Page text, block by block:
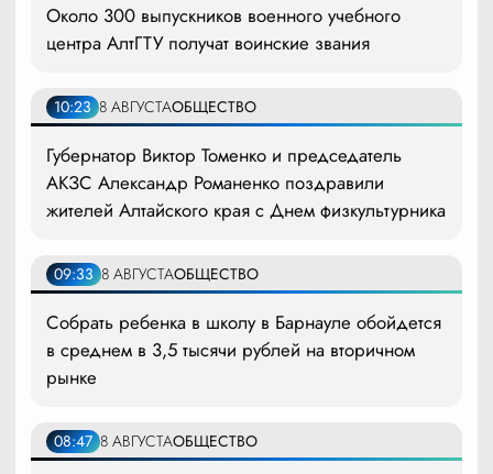
Около 300 выпускников военного учебного
центра АлтГТУ получат воинские звания
10:23 8 АВГУСТАОБЩЕСТВО
Губернатор Виктор Томенко и председатель
АКЗС Александр Романенко поздравили
жителей Алтайского края с Днем физкультурника
09:33 8 АВГУСТАОБЩЕСТВО
Собрать ребенка в школу в Барнауле обойдется
в среднем в 3,5 тысячи рублей на вторичном
рынке
08:47 8 АВГУСТАОБЩЕСТВО